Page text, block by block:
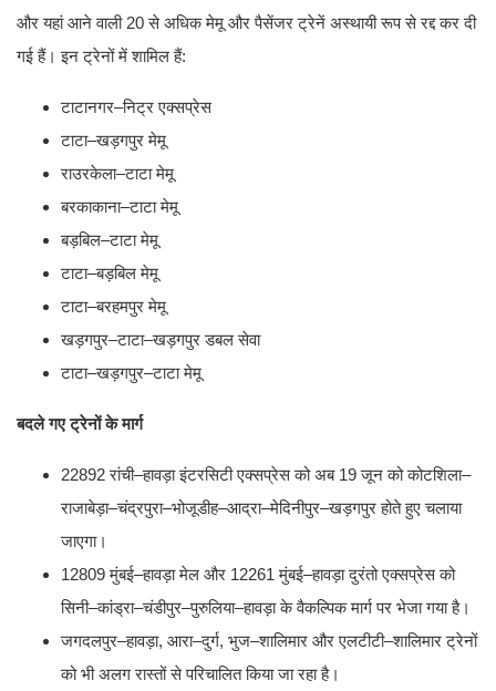
और यहां आने वाली 20 से अधिक मेमू और पैसेंजर ट्रेनें अस्थायी रूप से रद्द कर दी
गई हैं। इन ट्रेनों में शामिल हैं:
टाटानगर–निट्र एक्सप्रेस
टाटा–खड़गपुर मेमू
राउरकेला–टाटा मेमू
बरकाकाना–टाटा मेमू
बड़बिल–टाटा मेमू
टाटा–बड़बिल मेमू
टाटा–बरहमपुर मेमू
खड़गपुर–टाटा–खड़गपुर डबल सेवा
टाटा–खड़गपुर–टाटा मेमू
बदले गए ट्रेनों के मार्ग
22892 रांची–हावड़ा इंटरसिटी एक्सप्रेस को अब 19 जून को कोटशिला–
राजाबेड़ा–चंद्रपुरा–भोजूडीह–आद्रा–मेदिनीपुर–खड़गपुर होते हुए चलाया
जाएगा।
12809 मुंबई–हावड़ा मेल और 12261 मुंबई–हावड़ा दुरंतो एक्सप्रेस को
सिनी–कांड्रा–चंडीपुर–पुरुलिया–हावड़ा के वैकल्पिक मार्ग पर भेजा गया है।
जगदलपुर–हावड़ा, आरा–दुर्ग, भुज–शालिमार और एलटीटी–शालिमार ट्रेनों
को भी अलग रास्तों से परिचालित किया जा रहा है।